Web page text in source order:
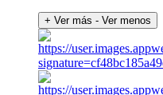
+ Ver más - Ver menos